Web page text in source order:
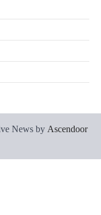
News by Ascendoor